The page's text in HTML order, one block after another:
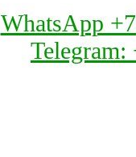
WhatsApp
Telegram: